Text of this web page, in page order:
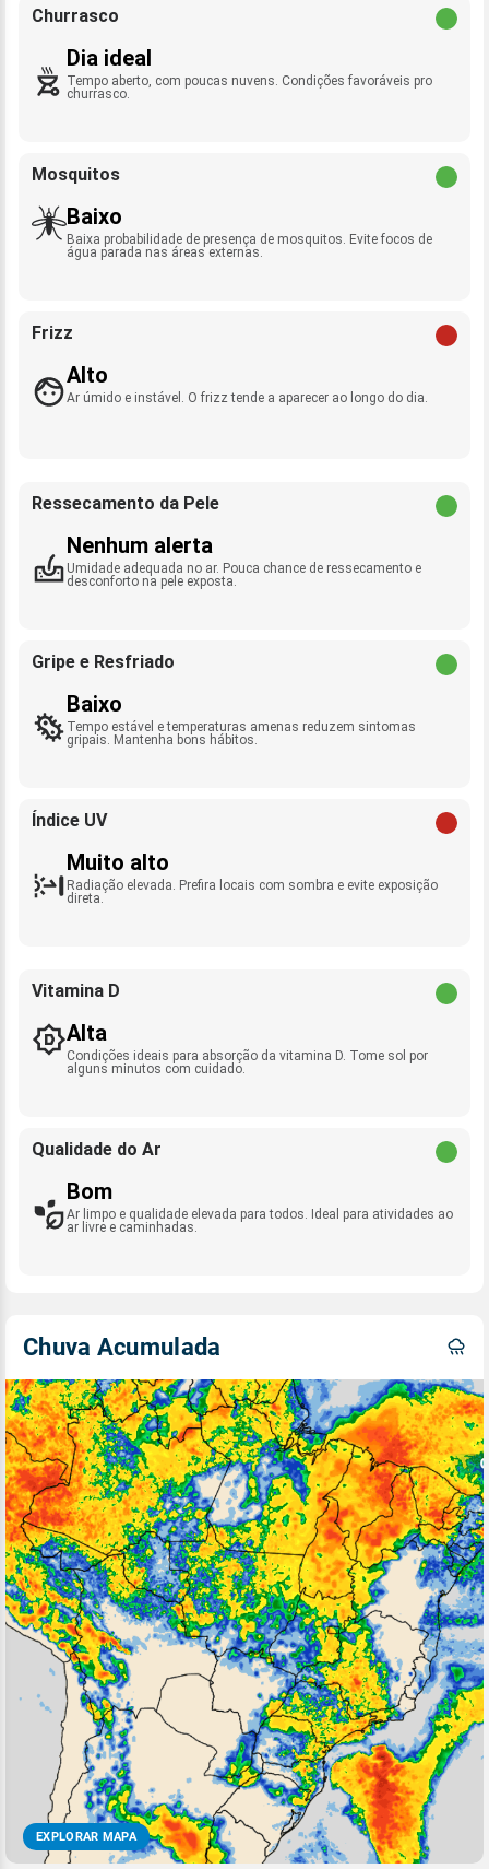
Churrasco
Dia ideal
Tempo aberto, com poucas nuvens. Condições favoráveis pro
churrasco.
Mosquitos
Baixo
Baixa probabilidade de presença de mosquitos. Evite focos de
água parada nas áreas externas.
Frizz
Alto
Ar úmido e instável. O frizz tende a aparecer ao longo do dia.
Ressecamento da Pele
Nenhum alerta
Umidade adequada no ar. Pouca chance de ressecamento e
desconforto na pele exposta.
Gripe e Resfriado
Baixo
Tempo estável e temperaturas amenas reduzem sintomas
gripais. Mantenha bons hábitos.
Índice UV
Muito alto
Radiação elevada. Prefira locais com sombra e evite exposição
direta.
Vitamina D
Alta
Condições ideais para absorção da vitamina D. Tome sol por
alguns minutos com cuidado.
Qualidade do Ar
Bom
Ar limpo e qualidade elevada para todos. Ideal para atividades ao
ar livre e caminhadas.
Chuva Acumulada
EXPLORAR MAPA